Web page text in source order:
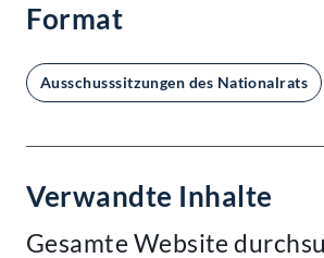
Format
Ausschusssitzungen des Nationalrats
Verwandte Inhalte
Gesamte Website